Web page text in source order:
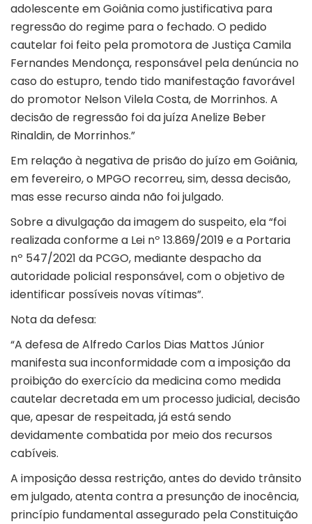
adolescente em Goiânia como justificativa para
regressão do regime para o fechado. O pedido
cautelar foi feito pela promotora de Justiça Camila
Fernandes Mendonça, responsável pela denúncia no
caso do estupro, tendo tido manifestação favorável
do promotor Nelson Vilela Costa, de Morrinhos. A
decisão de regressão foi da juíza Anelize Beber
Rinaldin, de Morrinhos.”
Em relação à negativa de prisão do juízo em Goiânia,
em fevereiro, o MPGO recorreu, sim, dessa decisão,
mas esse recurso ainda não foi julgado.
Sobre a divulgação da imagem do suspeito, ela “foi
realizada conforme a Lei nº 13.869/2019 e a Portaria
nº 547/2021 da PCGO, mediante despacho da
autoridade policial responsável, com o objetivo de
identificar possíveis novas vítimas”.
Nota da defesa:
“A defesa de Alfredo Carlos Dias Mattos Júnior
manifesta sua inconformidade com a imposição da
proibição do exercício da medicina como medida
cautelar decretada em um processo judicial, decisão
que, apesar de respeitada, já está sendo
devidamente combatida por meio dos recursos
cabíveis.
A imposição dessa restrição, antes do devido trânsito
em julgado, atenta contra a presunção de inocência,
princípio fundamental assegurado pela Constituição